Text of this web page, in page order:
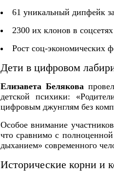
61 уникальный дипфейк
2300 их клонов в соцсетях
Рост соц-экономических
Дети в цифровом
Елизавета Белякова
детской психики:
цифровым джунглям без
Особое внимание
что сравнимо с
дыханием» современного
Исторические корни и